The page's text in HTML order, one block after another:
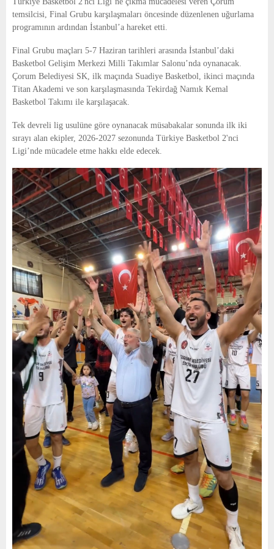
U
temsilcisi, Final Grubu karşılaşmaları öncesinde düzenlenen uğurlama
programının ardından İstanbul’a hareket etti.
Final Grubu maçları 5-7 Haziran tarihleri arasında İstanbul’daki
Basketbol Gelişim Merkezi Milli Takımlar Salonu’nda oynanacak.
Çorum Belediyesi SK, ilk maçında Suadiye Basketbol, ikinci maçında
Titan Akademi ve son karşılaşmasında Tekirdağ Namık Kemal
Basketbol Takımı ile karşılaşacak.
Tek devreli lig usulüne göre oynanacak müsabakalar sonunda ilk iki
sırayı alan ekipler, 2026-2027 sezonunda Türkiye Basketbol 2'nci
Ligi’nde mücadele etme hakkı elde edecek.